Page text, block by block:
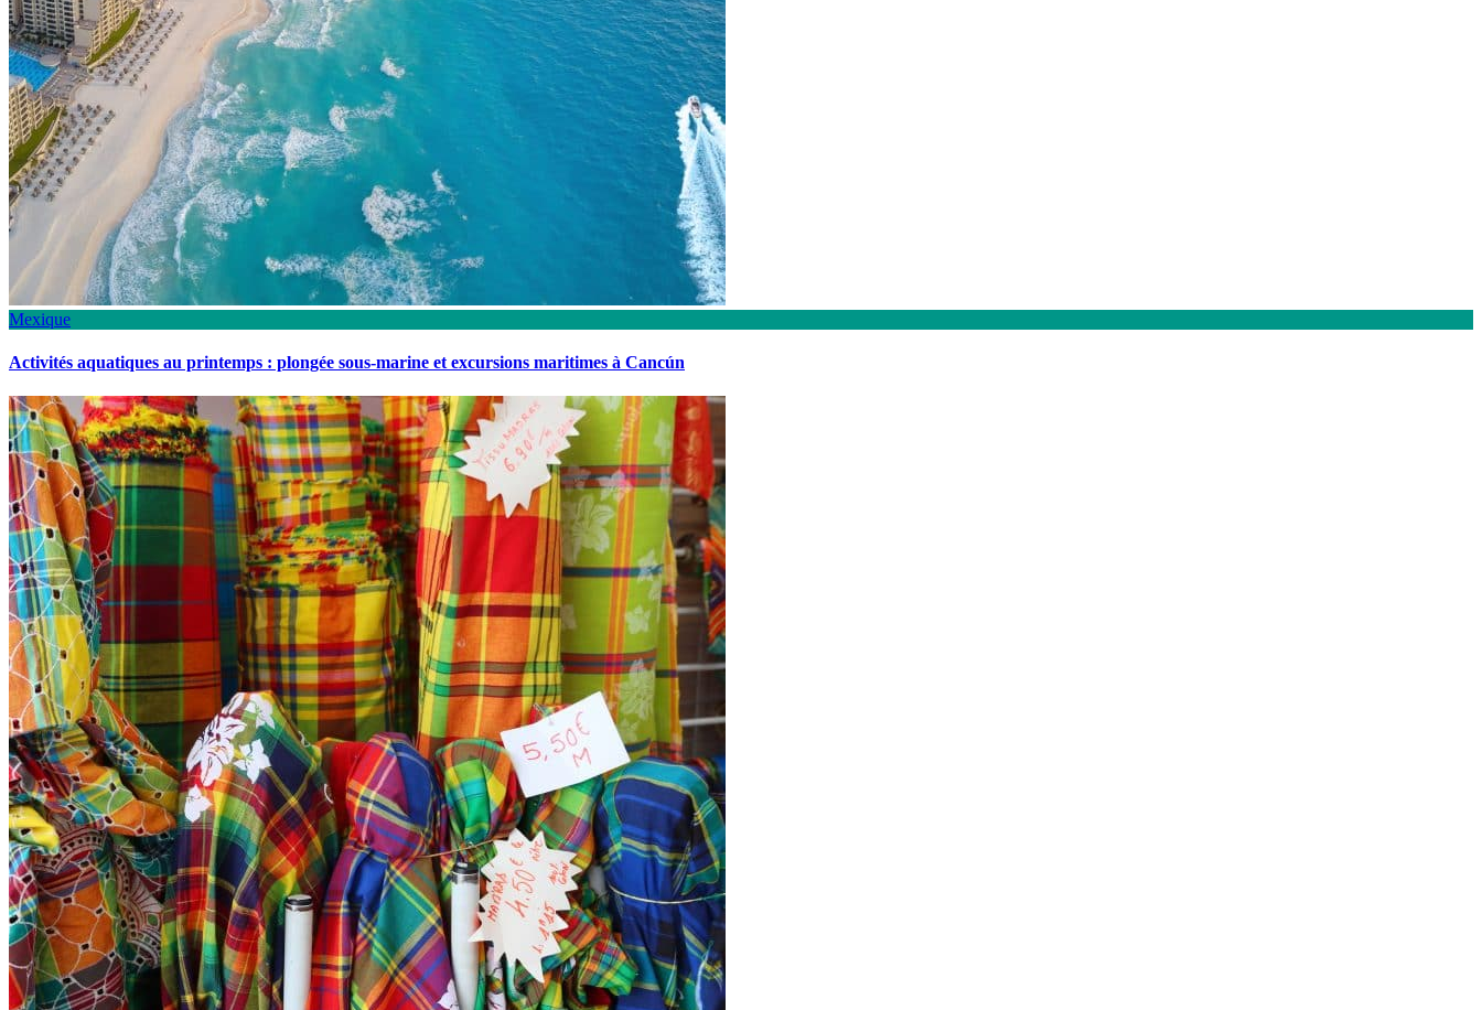
Mexique
Activités aquatiques au printemps : plongée sous-marine et excursions maritimes à Cancún